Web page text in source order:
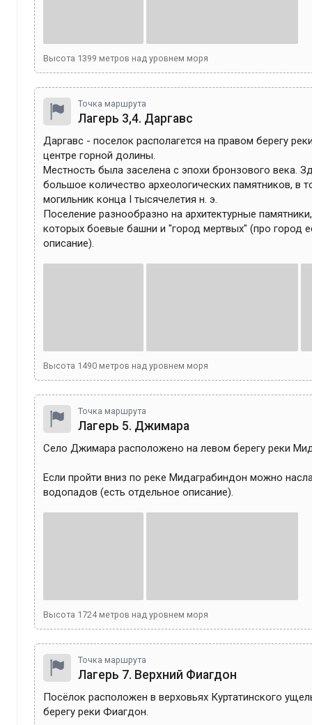
Высота 1399 метров над уровнем моря
Точка маршрута
Лагерь 3,4. Даргавс
Даргавс - поселок располагется на правом берегу
центре горной долины.
Местность была заселена с эпохи бронзового века.
большое количество археологических памятников, в
могильник конца I тысячелетия н. э.
Поселение разнообразно на архитектурные
которых боевые башни и "город мертвых" (про город
описание).
Высота 1490 метров над уровнем моря
Точка маршрута
Лагерь 5. Джимара
Село Джимара расположено на левом берегу реки
Если пройти вниз по реке Мидаграбиндон можно
водопадов (есть отдельное описание).
Высота 1724метров над уровнем моря
Точка маршрута
Лагерь 7. Верхний Фиагдон
Посёлок расположен в верховьях Куртатинского
берегу реки Фиагдон.